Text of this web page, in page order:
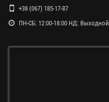
+38 (067) 185-17-87
ПН-СБ: 12:00-18:00 НД: Выходной